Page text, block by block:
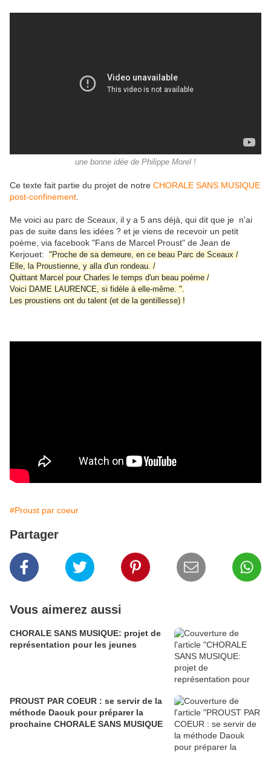
une bonne idée de Philippe Morel !
Ce texte fait partie du projet de notre CHORALE SANS MUSIQUE
post-confinement
Me voici au parc de Sceaux, il y a 5 ans déjà, qui dit que je n'ai
pas de suite dans les idées ? et je viens de recevoir un petit
poème, via facebook "Fans de Marcel Proust" de Jean de
Kerjouet: "Proche de sa demeure, en ce beau Parc de Sceaux /
Elle, la Proustienne, y alla d'un rondeau. /
Quittant Marcel pour Charles le temps d'un beau poème /
Voici DAME LAURENCE, si fidèle à elle-même. ".
Les proustiens ont du talent (et de la gentillesse) !
#Proust par coeur
Partager
Vous aimerez aussi
CHORALE SANS MUSIQUE: projet de
représentation pour les jeunes
PROUST PAR COEUR : se servir de la
méthode Daouk pour préparer la
prochaine CHORALE SANS MUSIQUE